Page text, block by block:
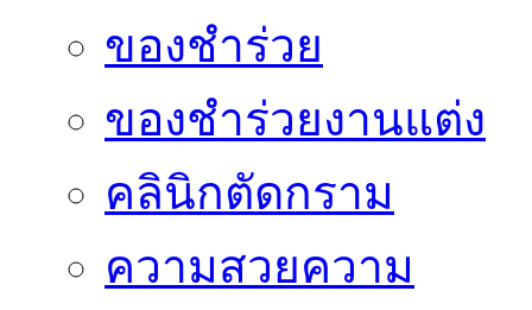
ของชำร่วย
ของชำร่วยงานแต่ง
คลินิกตัดกราม
ความสวยความ